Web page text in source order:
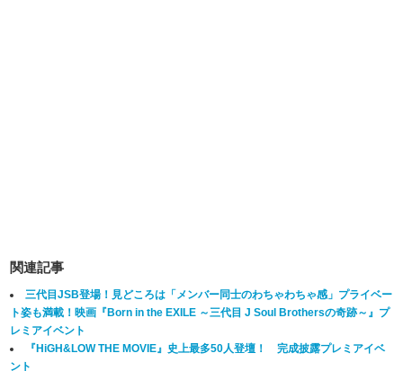
関連記事
三代目JSB登場！見どころは「メンバー同士のわちゃわちゃ感」プライベー
ト姿も満載！映画『Born in the EXILE ～三代目 J Soul Brothersの奇跡～』プ
レミアイベント
『HiGH&LOW THE MOVIE』史上最多50人登壇！ 完成披露プレミアイベ
ント